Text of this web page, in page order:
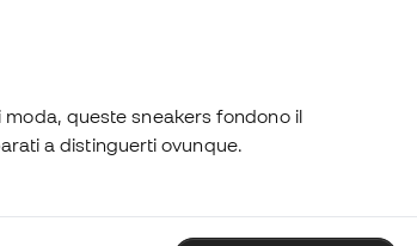
queste sneakers fondono il
a distinguerti ovunque.